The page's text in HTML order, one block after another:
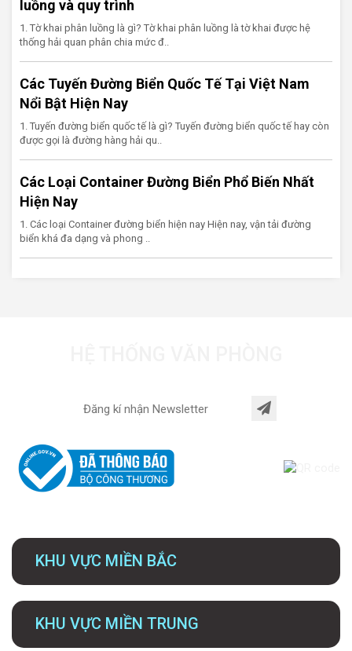
luồng và quy trình
1. Tờ khai phân luồng là gì? Tờ khai phân luồng là tờ khai được hệ
thống hải quan phân chia mức đ..
Các Tuyến Đường Biển Quốc Tế Tại Việt Nam
Nổi Bật Hiện Nay
1. Tuyến đường biển quốc tế là gì? Tuyến đường biển quốc tế hay còn
được gọi là đường hàng hải qu..
Các Loại Container Đường Biển Phổ Biến Nhất
Hiện Nay
1. Các loại Container đường biển hiện nay Hiện nay, vận tải đường
biển khá đa dạng và phong ..
KHU VỰC MIỀN BẮC
KHU VỰC MIỀN TRUNG